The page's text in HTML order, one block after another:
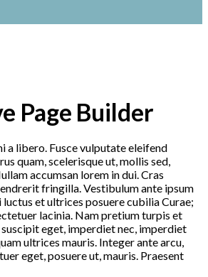
Page Builder
a libero. Fusce vulputate eleifend
quam, scelerisque ut, mollis sed,
accumsan lorem in dui. Cras
fringilla. Vestibulum ante ipsum
et ultrices posuere cubilia Curae;
lacinia. Nam pretium turpis et
eget, imperdiet nec, imperdiet
ultrices mauris. Integer ante arcu,
eget, posuere ut, mauris. Praesent